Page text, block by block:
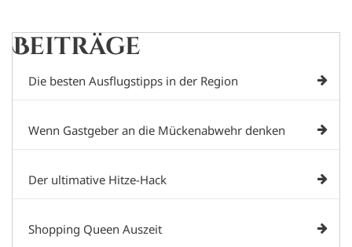
Beiträge
Die besten Ausflugstipps in der Region
Wenn Gastgeber an die Mückenabwehr denken
Der ultimative Hitze-Hack
Shopping Queen Auszeit